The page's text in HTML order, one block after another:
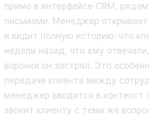
прямо в интерфейсе CRM,
письмами. Менеджер открывает
и видит полную историю: что
недели назад, что ему
воронки он застрял. Это
передаче клиента между
менеджер вводится в контекст
звонит клиенту с теми же